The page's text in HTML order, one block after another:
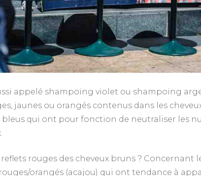
appelé shampoing violet ou shampoing
jaunes ou orangés contenus dans les
qui ont pour fonction de neutraliser les
rouges des cheveux bruns ? Concernant
orangés (acajou) qui ont tendance à